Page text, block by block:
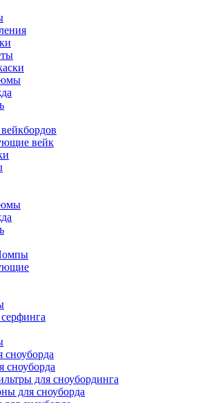
вейк
сноуборда
для сноубординга
для сноуборда